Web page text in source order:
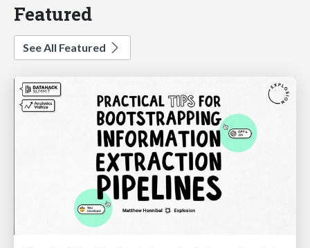
Featured
See All Featured